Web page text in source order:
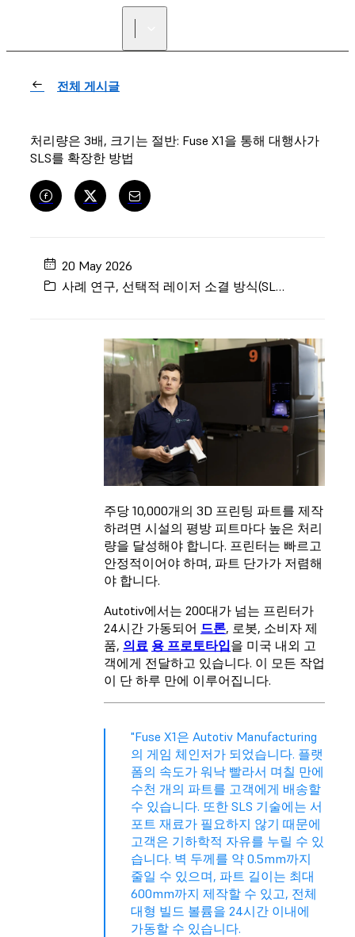
전체 게시글
처리량은 3배, 크기는 절반: Fuse X1을 통해 대행사가
SLS를 확장한 방법
20 May 2026
사례 연구, 선택적 레이저 소결 방식(SLS)
주당 10,000개의 3D 프린팅 파트를 제작
하려면 시설의 평방 피트마다 높은 처리
량을 달성해야 합니다. 프린터는 빠르고
안정적이어야 하며, 파트 단가가 저렴해
야 합니다.
Autotiv에서는 200대가 넘는 프린터가
24시간 가동되어 드론, 로봇, 소비자 제
품, 의료 용 프로토타입을 미국 내외 고
객에게 전달하고 있습니다. 이 모든 작업
이 단 하루 만에 이루어집니다.
"Fuse X1은 Autotiv Manufacturing
의 게임 체인저가 되었습니다. 플랫
폼의 속도가 워낙 빨라서 며칠 만에
수천 개의 파트를 고객에게 배송할
수 있습니다. 또한 SLS 기술에는 서
포트 재료가 필요하지 않기 때문에
고객은 기하학적 자유를 누릴 수 있
습니다. 벽 두께를 약 0.5mm까지
줄일 수 있으며, 파트 길이는 최대
600mm까지 제작할 수 있고, 전체
대형 빌드 볼륨을 24시간 이내에
가동할 수 있습니다.